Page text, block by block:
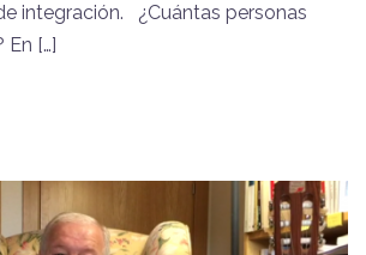
integración. ¿Cuántas personas
[…]